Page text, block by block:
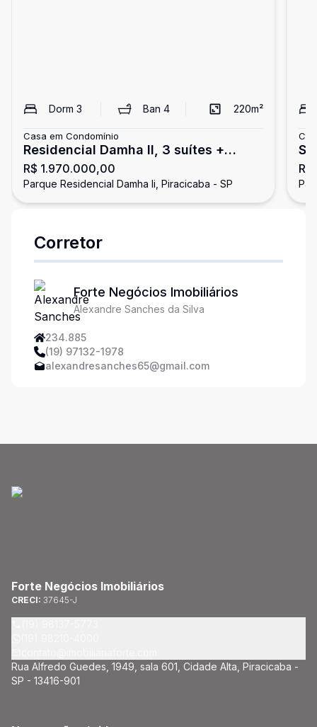
Dorm 3 Ban 4 220m²
Casa em Condomínio
Residencial Damha II, 3 suítes +
piscina
R$ 1.970.000,00
Parque Residencial Damha Ii, Piracicaba - SP
Corretor
Forte Negócios Imobiliários
Alexandre Sanches da Silva
234.885
(19) 97132-1978
alexandresanches65@gmail.com
Forte Negócios Imobiliários
CRECI: 37645-J
Rua Alfredo Guedes, 1949, sala 601, Cidade Alta, Piracicaba -
SP - 13416-901